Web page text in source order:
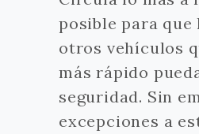
posible para que
otros vehículos
más rápido
seguridad. Sin
excepciones a